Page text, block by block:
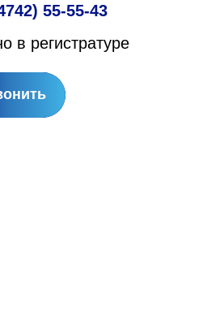
55-55-43
в регистратуре